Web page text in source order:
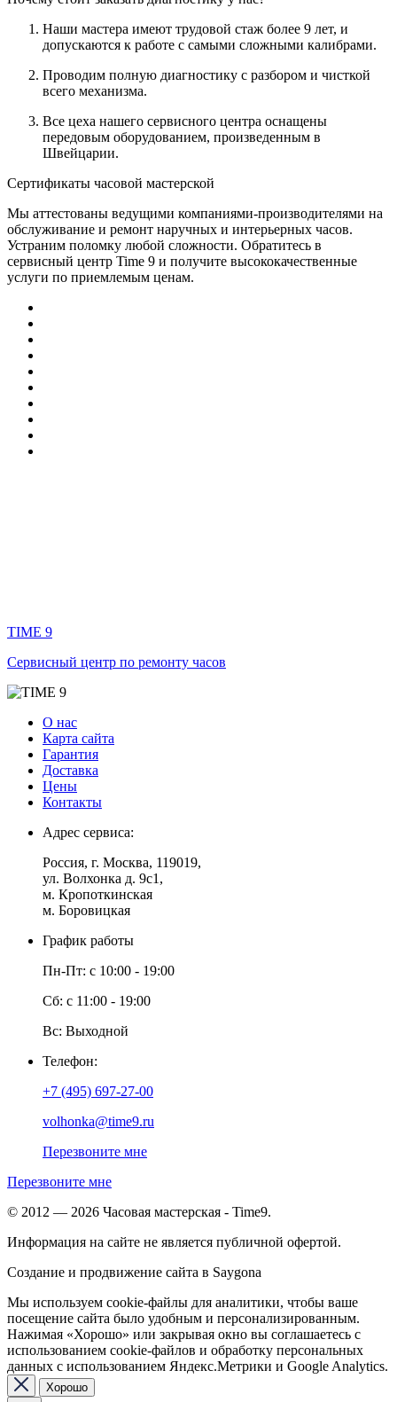
Наши мастера имеют трудовой стаж более 9 лет, и
допускаются к работе с самыми сложными калибрами.
Проводим полную диагностику с разбором и чисткой
всего механизма.
Все цеха нашего сервисного центра оснащены
передовым оборудованием, произведенным в
Швейцарии.
Сертификаты часовой мастерской
Мы аттестованы ведущими компаниями-производителями на
обслуживание и ремонт наручных и интерьерных часов.
Устраним поломку любой сложности. Обратитесь в
сервисный центр Time 9 и получите высококачественные
услуги по приемлемым ценам.
TIME 9
Сервисный центр по ремонту часов
О нас
Карта сайта
Гарантия
Доставка
Цены
Контакты
Адрес сервиса:
Россия, г. Москва, 119019,
ул. Волхонка д. 9с1,
м. Кропоткинская
м. Боровицкая
График работы
Пн-Пт: с 10:00 - 19:00
Сб: с 11:00 - 19:00
Вс: Выходной
Телефон:
+7 (495) 697-27-00
volhonka@time9.ru
Перезвоните мне
Перезвоните мне
© 2012 — 2026 Часовая мастерская - Time9.
Информация на сайте не является публичной офертой.
Создание и продвижение сайта в Saygona
Мы используем cookie-файлы для аналитики, чтобы ваше
посещение сайта было удобным и персонализированным.
Нажимая «Хорошо» или закрывая окно вы соглашаетесь с
использованием cookie-файлов и обработку персональных
данных с использованием Яндекс.Метрики и Google Analytics.
Хорошо